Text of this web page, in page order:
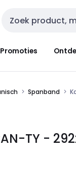
Zoekveld invoer
Promoties
Spanband
TY -